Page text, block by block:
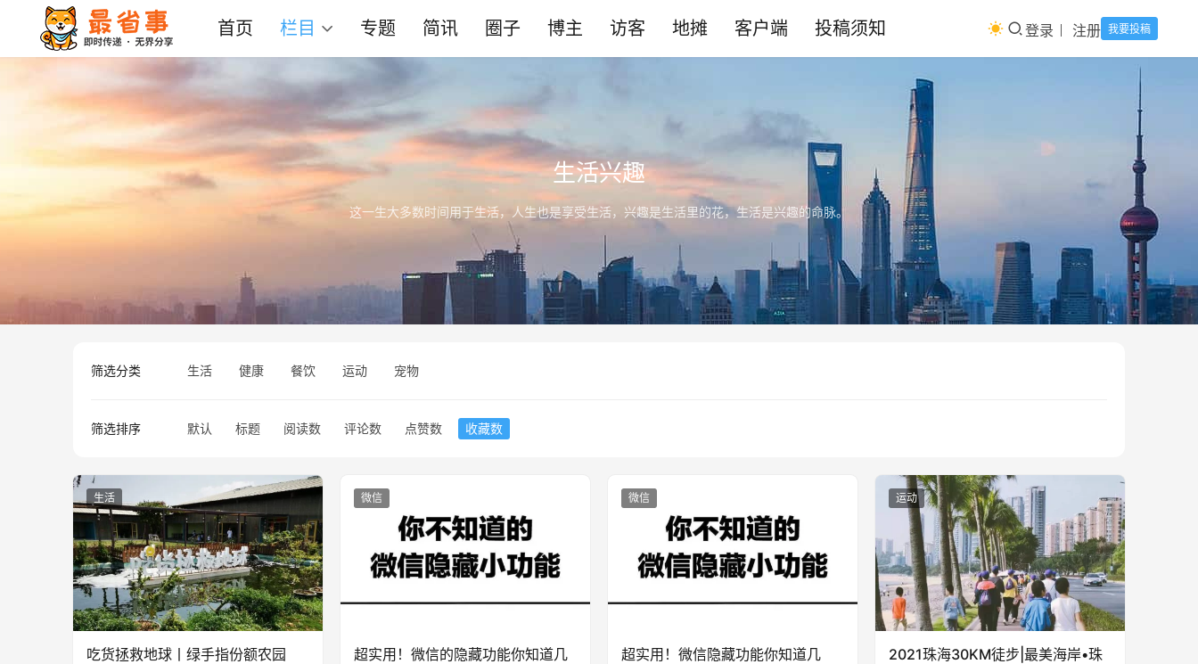
首页 栏目 专题 简讯 圈子 博主 访客 地摊 客户端 投稿须知 登录 注册 我要投稿
生活兴趣
这一生大多数时间用于生活，人生也是享受生活，兴趣是生活里的花，生活是兴趣的命脉。
筛选分类 生活 健康 餐饮 运动 宠物
筛选排序 默认 标题 阅读数 评论数 点赞数 收藏数
生活
吃货拯救地球丨绿手指份额农园
微信
超实用！微信的隐藏功能你知道几
微信
超实用！微信隐藏功能你知道几
运动
2021珠海30KM徒步|最美海岸•珠